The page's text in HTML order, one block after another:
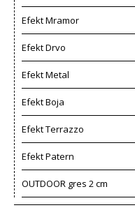
Efekt Mramor
Efekt Drvo
Efekt Metal
Efekt Boja
Efekt Terrazzo
Efekt Patern
OUTDOOR gres 2 cm